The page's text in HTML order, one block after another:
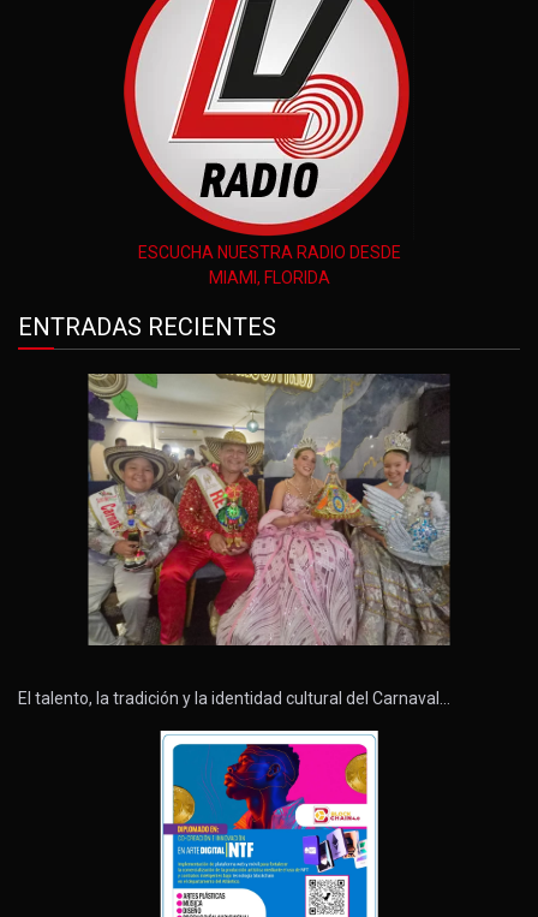
ESCUCHA NUESTRA RADIO DESDE
MIAMI, FLORIDA
ENTRADAS RECIENTES
El talento, la tradición y la identidad cultural del Carnaval…